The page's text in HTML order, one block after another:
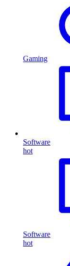
Gaming
Software
hot
Software
hot